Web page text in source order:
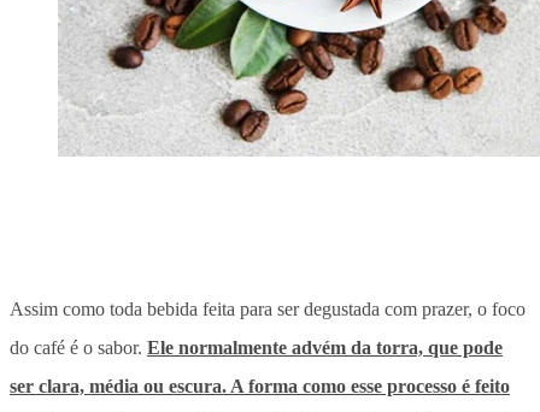
Assim como toda bebida feita para ser degustada com prazer, o foco
do café é o sabor. Ele normalmente advém da torra, que pode
ser clara, média ou escura. A forma como esse processo é feito